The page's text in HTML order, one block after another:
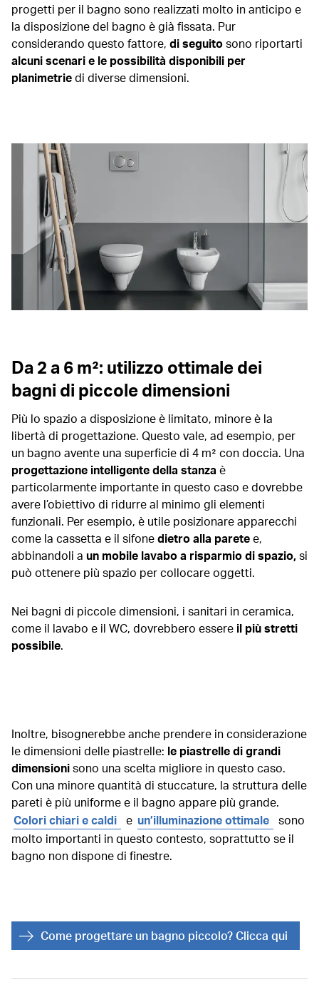
progetti per il bagno sono realizzati molto in anticipo e
la disposizione del bagno è già fissata. Pur
considerando questo fattore, di seguitosono riportarti
alcuni scenari e le possibilità disponibili per
planimetriedi diverse dimensioni.
Da 2 a 6 m²: utilizzo ottimale dei
bagni di piccole dimensioni
Più lo spazio a disposizione è limitato, minore è la
libertà di progettazione. Questo vale, ad esempio, per
un bagno avente una superficie di 4 m² con doccia. Una
progettazione intelligente della stanza è
particolarmente importante in questo caso e dovrebbe
avere l’obiettivo di ridurre al minimo gli elementi
funzionali. Per esempio, è utile posizionare apparecchi
come la cassetta e il sifonedietro alla paretee,
abbinandoli a un mobile lavabo a risparmio di spazio, si
può ottenere più spazio per collocare oggetti.
Nei bagni di piccole dimensioni, i sanitari in ceramica,
come il lavabo e il WC, dovrebbero essere il più stretti
possibile.
Inoltre, bisognerebbe anche prendere in considerazione
le dimensioni delle piastrelle: le piastrelle di grandi
dimensionisono una scelta migliore in questo caso.
Con una minore quantità di stuccature, la struttura delle
pareti è più uniforme e il bagno appare più grande.
Colori chiari e caldi
e un’illuminazione ottimale
sono
molto importanti in questo contesto, soprattutto se il
bagno non dispone di finestre.
Come progettare un bagno piccolo? Clicca qui